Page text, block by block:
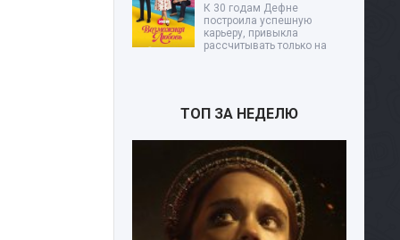
К 30 годам Дефне
построила успешную
карьеру, привыкла
рассчитывать только на
ТОП ЗА НЕДЕЛЮ